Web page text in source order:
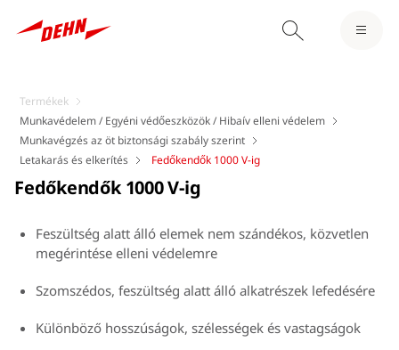
Termékek
Munkavédelem / Egyéni védőeszközök / Hibaív elleni védelem
Munkavégzés az öt biztonsági szabály szerint
Letakarás és elkerítés
Fedőkendők 1000 V-ig
Fedőkendők 1000 V-ig
Feszültség alatt álló elemek nem szándékos, közvetlen
megérintése elleni védelemre
Szomszédos, feszültség alatt álló alkatrészek lefedésére
Különböző hosszúságok, szélességek és vastagságok